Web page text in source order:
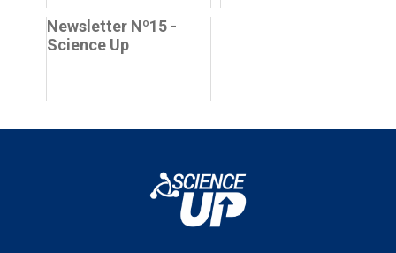
Newsletter Nº15 -
Science Up